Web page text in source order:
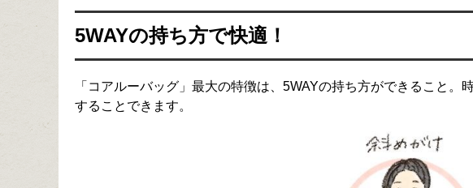
5WAYの持ち方で快適！
「コアルーバッグ」最大の特徴は、5WAYの持ち方ができること
することできます。